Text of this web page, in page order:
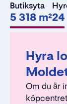
Butiksyta
5 318 m²24
Hyra
Om du är